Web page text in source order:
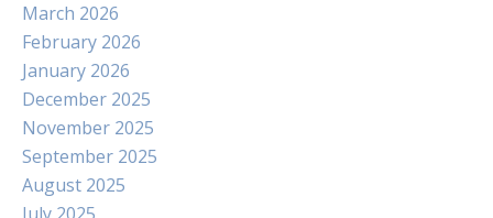
March 2026
February 2026
January 2026
December 2025
November 2025
September 2025
August 2025